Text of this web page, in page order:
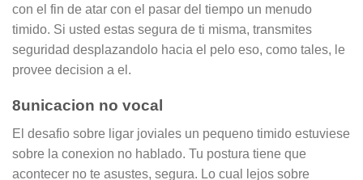
con el fin de atar con el pasar del tiempo un menudo
timido. Si usted estas segura de ti misma, transmites
seguridad desplazandolo hacia el pelo eso, como tales, le
provee decision a el.
8unicacion no vocal
El desafio sobre ligar joviales un pequeno timido estuviese
sobre la conexion no hablado. Tu postura tiene que
acontecer no te asustes, segura. Lo cual lejos sobre